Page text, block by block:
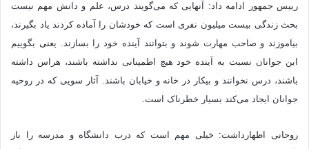
رییس جمهور ادامه داد: آنهایی که می‌گویند درس، علم و دانش مهم نیست
بحث زندگی بیست میلیون نفری است که خودشان را آماده کردند یاد بگیرند،
بیاموزند و صاحب مهارت شوند و بتوانند آینده خود را بسازند. یعنی بگوییم
این جوانان نسبت به آینده خود هیچ اطمینانی نداشته باشند، هراس داشته
باشند، درس نخوانند و بیکار در خانه و خیابان باشند. آثار سویی که در روحیه
جوانان ایجاد می‌کند بسیار خطرناک است.
روحانی اظهارداشت: خیلی مهم است که درب دانشگاه و مدرسه را باز